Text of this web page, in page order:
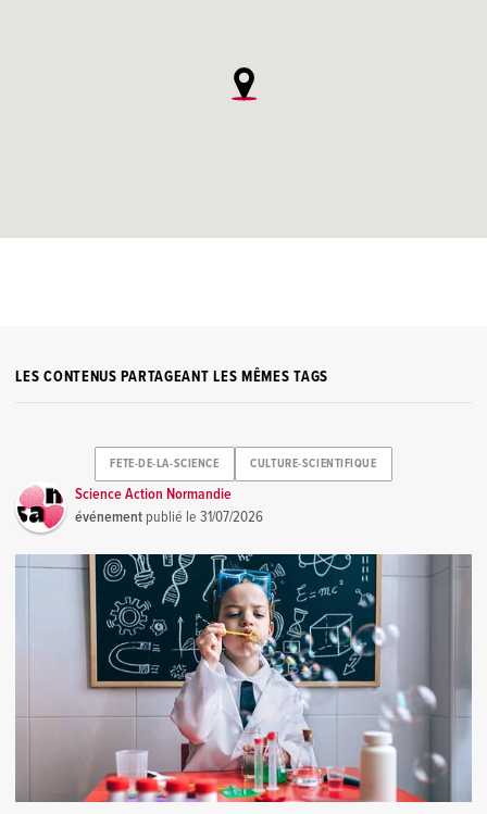
LES CONTENUS PARTAGEANT LES MÊMES TAGS
FETE-DE-LA-SCIENCE CULTURE-SCIENTIFIQUE
Science Action Normandie
événement publié le31/07/2026